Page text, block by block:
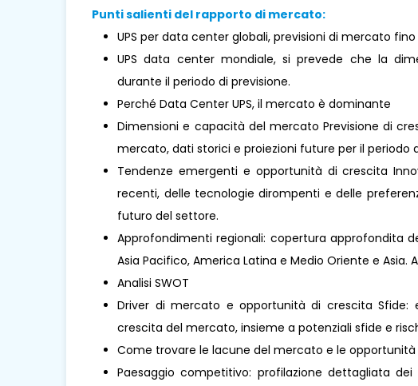
Punti salienti del rapporto di mercato:
UPS per data center globali, previsioni di mercato fino
UPS data center mondiale, si prevede che la
durante il periodo di previsione.
Perché Data Center UPS, il mercato è dominante
Dimensioni e capacità del mercato Previsione di
mercato, dati storici e proiezioni future per il periodo
Tendenze emergenti e opportunità di crescita
recenti, delle tecnologie dirompenti e delle
futuro del settore.
Approfondimenti regionali: copertura approfondita
Asia Pacifico, America Latina e Medio Oriente e Asia.
Analisi SWOT
Driver di mercato e opportunità di crescita Sfide:
crescita del mercato, insieme a potenziali sfide e
Come trovare le lacune del mercato e le opportunità
Paesaggio competitivo: profilazione dettagliata